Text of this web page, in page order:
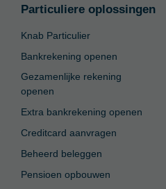
Particuliere oplossingen
Knab Particulier
Bankrekening openen
Gezamenlijke rekening
openen
Extra bankrekening openen
Creditcard aanvragen
Beheerd beleggen
Pensioen opbouwen